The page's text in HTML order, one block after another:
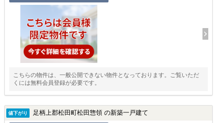
こちらの物件は、一般公開できない物件となっております。ご覧いただ
くには無料会員登録が必要です。
値下がり 足柄上郡松田町松田惣領 の新築一戸建て